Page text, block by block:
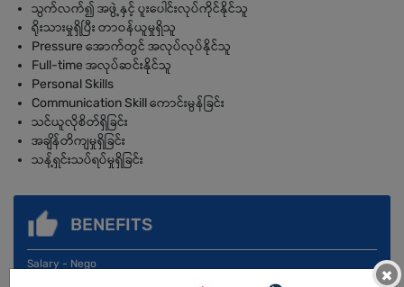
သွက်လက်၍ အဖွဲ့နှင့် ပူးပေါင်းလုပ်ကိုင်နိုင်သူ
ရိုးသားမှုရှိပြီး တာဝန်ယူမှုရှိသူ
Pressure အောက်တွင် အလုပ်လုပ်နိုင်သူ
Full-time အလုပ်ဆင်းနိုင်သူ
Personal Skills
Communication Skill ကောင်းမွန်ခြင်း
သင်ယူလိုစိတ်ရှိခြင်း
အချိန်တိကျမှုရှိခြင်း
သန့်ရှင်းသပ်ရပ်မှုရှိခြင်း
BENEFITS
Salary - Nego
×